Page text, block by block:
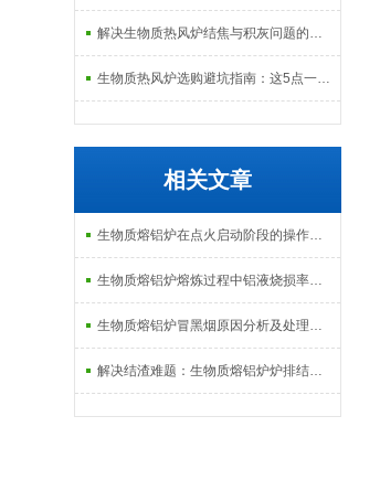
解决生物质热风炉结焦与积灰问题的关键技术路径探讨
生物质热风炉选购避坑指南：这5点一定要注意
相关文章
生物质熔铝炉在点火启动阶段的操作规范与安全防范
生物质熔铝炉熔炼过程中铝液烧损率的控制技术与经济分析
生物质熔铝炉冒黑烟原因分析及处理：从配风比到炉排堵塞的排查逻辑
解决结渣难题：生物质熔铝炉炉排结构与清灰系统的改进措施